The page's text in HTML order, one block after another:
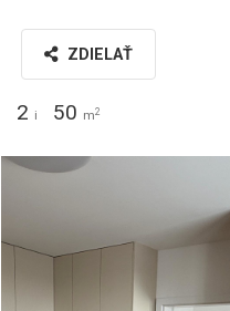
ZDIELAŤ
2 i 50 m2
IMG_7357.JPG